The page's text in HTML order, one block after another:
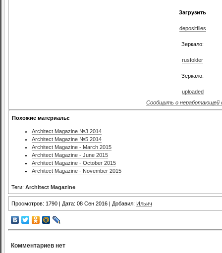
Загрузить
depositfiles
Зеркало:
rusfolder
Зеркало:
uploaded
Сообщить о неработающей
Похожие материалы:
Architect Magazine №3 2014
Architect Magazine №5 2014
Architect Magazine - March 2015
Architect Magazine - June 2015
Architect Magazine - October 2015
Architect Magazine - November 2015
Теги: Architect Magazine
Просмотров: 1790 | Дата: 08 Сен 2016 | Добавил: Ильич
Комментариев нет